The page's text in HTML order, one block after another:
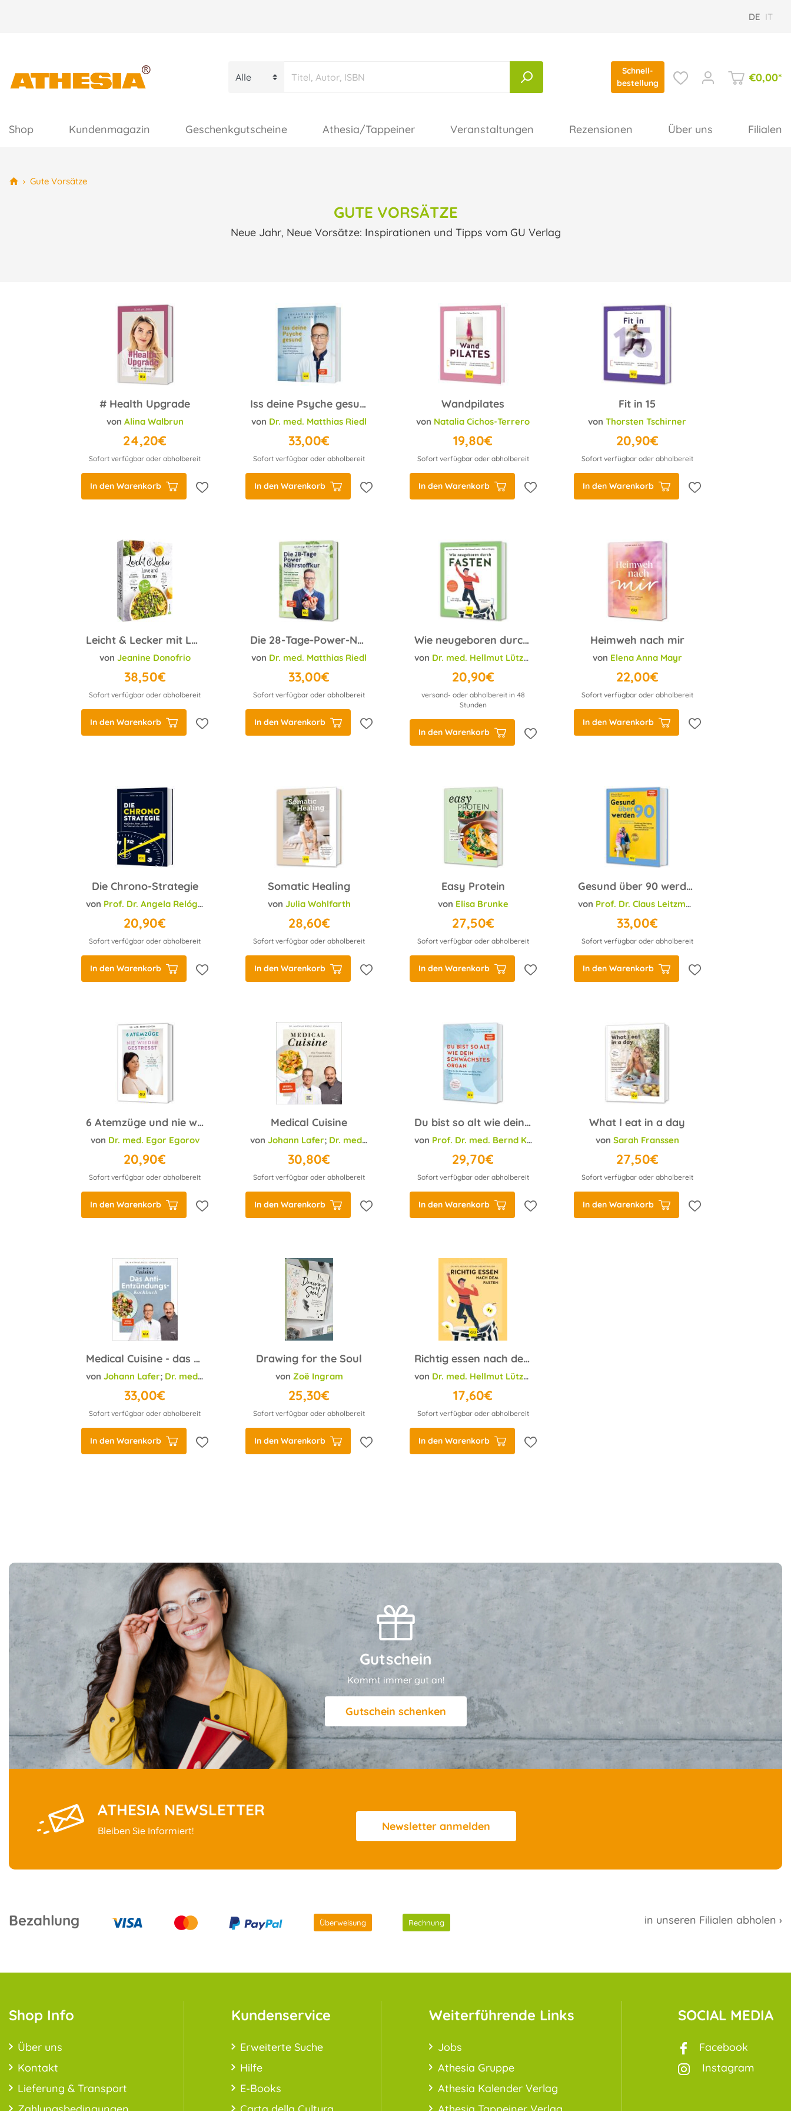
DE IT
Schnell-
bestellung
€0,00*
Shop Kundenmagazin Geschenkgutscheine Athesia/Tappeiner Veranstaltungen Rezensionen Über uns Filialen
› Gute Vorsätze
GUTE VORSÄTZE
Neue Jahr, Neue Vorsätze: Inspirationen und Tipps vom GU Verlag
# Health Upgrade
von Alina Walbrun
24,20€
Sofort verfügbar oder abholbereit
In den Warenkorb
Iss deine Psyche gesund
von Dr. med. Matthias Riedl
33,00€
Sofort verfügbar oder abholbereit
In den Warenkorb
Wandpilates
von Natalia Cichos-Terrero
19,80€
Sofort verfügbar oder abholbereit
In den Warenkorb
Fit in 15
vonThorsten Tschirner
20,90€
Sofort verfügbar oder abholbereit
In den Warenkorb
Leicht & Lecker mit Love & Lemons
von Jeanine Donofrio
38,50€
Sofort verfügbar oder abholbereit
In den Warenkorb
Die 28-Tage-Power-Nährstoffkur
von Dr. med. Matthias Riedl
33,00€
Sofort verfügbar oder abholbereit
In den Warenkorb
Wie neugeboren durch Fasten
von Dr. med. Hellmut Lützner
20,90€
versand- oder abholbereit in 48
Stunden
In den Warenkorb
Heimweh nach mir
von Elena Anna Mayr
22,00€
Sofort verfügbar oder abholbereit
In den Warenkorb
Die Chrono-Strategie
von Prof. Dr. Angela Relógio
20,90€
Sofort verfügbar oder abholbereit
In den Warenkorb
Somatic Healing
von Julia Wohlfarth
28,60€
Sofort verfügbar oder abholbereit
In den Warenkorb
Easy Protein
von Elisa Brunke
27,50€
Sofort verfügbar oder abholbereit
In den Warenkorb
Gesund über 90 werden
von Prof. Dr. Claus Leitzmann
33,00€
Sofort verfügbar oder abholbereit
In den Warenkorb
6 Atemzüge und nie wieder gestresst
von Dr. med. Egor Egorov
20,90€
Sofort verfügbar oder abholbereit
In den Warenkorb
Medical Cuisine
von Johann Lafer; Dr. med. Matthias Riedl
30,80€
Sofort verfügbar oder abholbereit
In den Warenkorb
Du bist so alt wie dein schwächstes Organ
von Prof. Dr. med. Bernd Kleine-Gunk Bernhard Hobelsberger
29,70€
Sofort verfügbar oder abholbereit
In den Warenkorb
What I eat in a day
von Sarah Franssen
27,50€
Sofort verfügbar oder abholbereit
In den Warenkorb
Medical Cuisine - das Anti-Entzündungskochbuch
von Johann Lafer; Dr. med. Matthias Riedl
33,00€
Sofort verfügbar oder abholbereit
In den Warenkorb
Drawing for the Soul
von Zoë Ingram
25,30€
Sofort verfügbar oder abholbereit
In den Warenkorb
Richtig essen nach dem Fasten
von Dr. med. Hellmut Lützner
17,60€
Sofort verfügbar oder abholbereit
In den Warenkorb
Gutschein
Kommt immer gut an!
Gutschein schenken
ATHESIA NEWSLETTER
Bleiben Sie Informiert! Newsletter anmelden
Bezahlung Überweisung Rechnung in unseren Filialen abholen ›
Shop Info
Über uns
Kontakt
Lieferung & Transport
Kundenservice
Erweiterte Suche
Hilfe
E-Books
Weiterführende Links
Jobs
Athesia Gruppe
Athesia Kalender Verlag
SOCIAL MEDIA
Facebook
Instagram